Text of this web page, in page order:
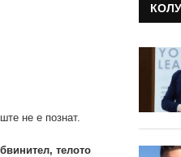
не е познат.
телото